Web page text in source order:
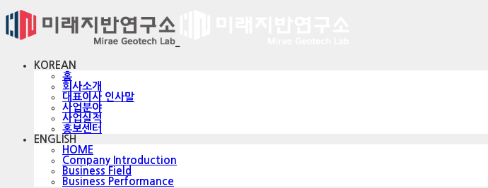
KOREAN
홈
회사소개
대표이사 인사말
사업분야
사업실적
홍보센터
ENGLISH
HOME
Company Introduction
Business Field
Business Performance